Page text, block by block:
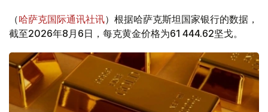
（哈萨克国际通讯社讯）根据哈萨克斯坦国家银行的数据，
截至2026年8月6日，每克黄金价格为61 444.62坚戈。